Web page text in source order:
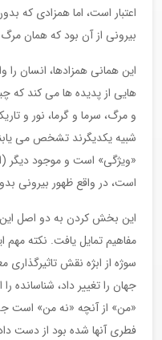
اعتبار است، اما همزادی که
بیرونی از آن بود که همان
این همانی همزادها، انسان
هایی از پدیده ها می کند که
و مرگ، سرما و گرما، نور و
شبیه یکدیگرند تشخص می
«ویژگی» است و موجود دیگر
است، در واقع ظهور بیرونی
این بخش کردن به دو اصل
مفاهیم تمایل یافت. نکته
سوژه از ابژه نقش تاثیرگذاری
جهان را تغییر داد، شناسانده
«من» از آنچه «نه من» است
فطری آنها شده بود از دست